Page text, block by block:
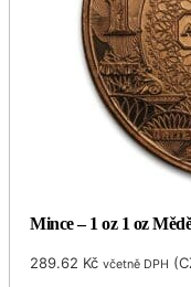
Mince – 1 oz 1 oz
289.62 Kč včetně DPH (